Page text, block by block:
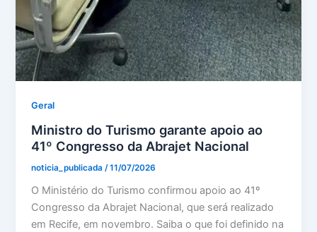
Geral
Ministro do Turismo garante apoio ao
41º Congresso da Abrajet Nacional
noticia_publicada /11/07/2026
O Ministério do Turismo confirmou apoio ao 41º
Congresso da Abrajet Nacional, que será realizado
em Recife, em novembro. Saiba o que foi definido na